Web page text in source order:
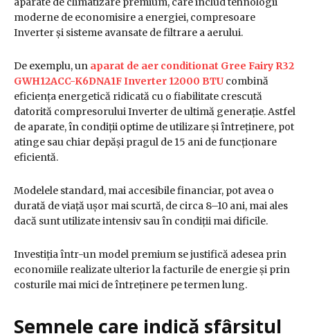
moderne de economisire a energiei, compresoare
Inverter și sisteme avansate de filtrare a aerului.
De exemplu, un aparat de aer conditionat Gree Fairy R32
GWH12ACC-K6DNA1F Inverter 12000 BTU combină
eficiența energetică ridicată cu o fiabilitate crescută
datorită compresorului Inverter de ultimă generație. Astfel
de aparate, în condiții optime de utilizare și întreținere, pot
atinge sau chiar depăși pragul de 15 ani de funcționare
eficientă.
Modelele standard, mai accesibile financiar, pot avea o
durată de viață ușor mai scurtă, de circa 8–10 ani, mai ales
dacă sunt utilizate intensiv sau în condiții mai dificile.
Investiția într-un model premium se justifică adesea prin
economiile realizate ulterior la facturile de energie și prin
costurile mai mici de întreținere pe termen lung.
Semnele care indică sfârșitul